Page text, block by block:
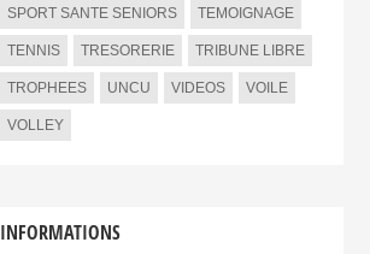
SPORT SANTE SENIORS TEMOIGNAGE
TENNIS TRESORERIE TRIBUNE LIBRE
TROPHEES UNCU VIDEOS VOILE
VOLLEY
INFORMATIONS